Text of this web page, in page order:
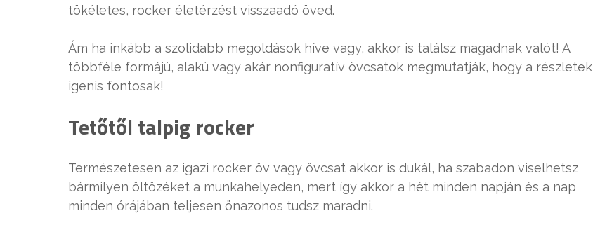
tökéletes, rocker életérzést visszaadó öved.
Ám ha inkább a szolidabb megoldások híve vagy, akkor is találsz magadnak valót! A
többféle formájú, alakú vagy akár nonfiguratív övcsatok megmutatják, hogy a részletek
igenis fontosak!
Tetőtől talpig rocker
Természetesen az igazi rocker öv vagy övcsat akkor is dukál, ha szabadon viselhetsz
bármilyen öltözéket a munkahelyeden, mert így akkor a hét minden napján és a nap
minden órájában teljesen önazonos tudsz maradni.